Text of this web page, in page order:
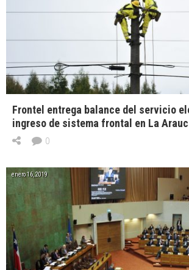
Frontel entrega balance del servicio
ingreso de sistema frontal en La
0
enero 16, 2019